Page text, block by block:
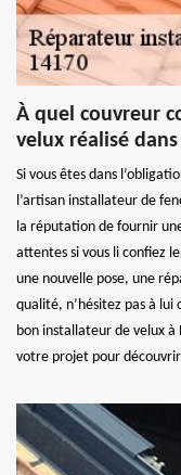
À quel couvreur
velux réalisé dans
Si vous êtes dans
l’artisan installateur de
la réputation de fournir
attentes si vous li confiez
une nouvelle pose, une
qualité, n’hésitez pas à
bon installateur de velux à
votre projet pour